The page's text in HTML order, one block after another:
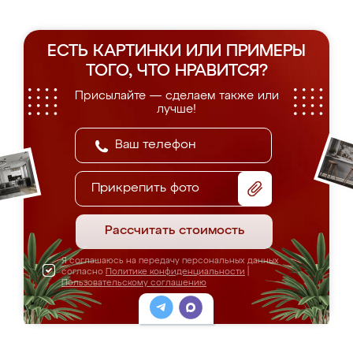
ЕСТЬ КАРТИНКИ ИЛИ ПРИМЕРЫ
ТОГО, ЧТО НРАВИТСЯ?
Присылайте — сделаем также или
лучше!
Прикрепить фото
Рассчитать стоимость
Я соглашаюсь на передачу персональных данных
согласно Политике конфиденциальности
Пользовательскому соглашению